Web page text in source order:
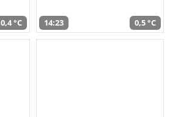
0,4 °C 14:23 0,5 °C